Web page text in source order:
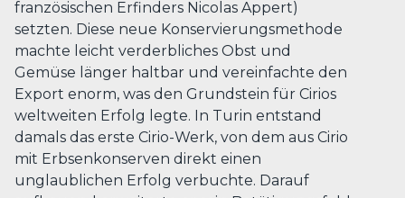
französischen Erfinders Nicolas Appert)
setzten. Diese neue Konservierungsmethode
machte leicht verderbliches Obst und
Gemüse länger haltbar und vereinfachte den
Export enorm, was den Grundstein für Cirios
weltweiten Erfolg legte. In Turin entstand
damals das erste Cirio-Werk, von dem aus Cirio
mit Erbsenkonserven direkt einen
unglaublichen Erfolg verbuchte. Darauf